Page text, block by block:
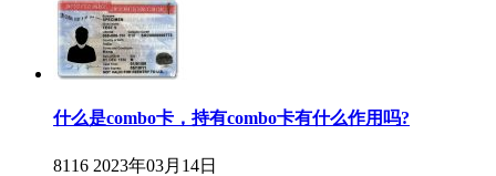
什么是combo卡，持有combo卡有什么作用吗?
8116 2023年03月14日